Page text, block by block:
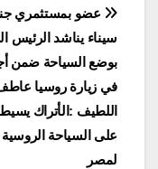
تصفّح
المقالات
عضو بمستثمري
سيناء يناشد الرئيس
بوضع السياحة ضمن
في زيارة روسيا
اللطيف :الأتراك
على السياحة الروسية
لمصر